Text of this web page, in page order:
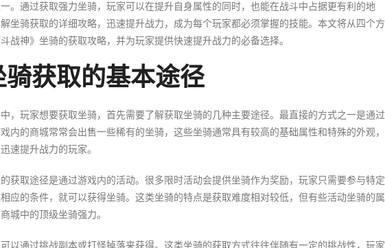
。通过获取强力坐骑，玩家可以在提升自身属性的同时，也能在战斗中占据更有利的地
坐骑获取的详细攻略，迅速提升战力，成为每个玩家都必须掌握的技能。本文将从四个方
战神》坐骑的获取攻略，并为玩家提供快速提升战力的必备选择。
骑获取的基本途径
，玩家想要获取坐骑，首先需要了解获取坐骑的几种主要途径。最直接的方式之一是通过
内的商城常常会出售一些稀有的坐骑，这些坐骑通常具有较高的基础属性和特殊的外观，
速提升战力的玩家。
获取途径是通过游戏内的活动。很多限时活动会提供坐骑作为奖励，玩家只需要参与特定
应的条件，就可以获得坐骑。这类坐骑的特点是获取难度相对较低，但有些活动坐骑的属
城中的顶级坐骑强力。
以通过挑战副本或打怪掉落来获得。这类坐骑的获取方式往往伴随有一定的挑战性，玩家